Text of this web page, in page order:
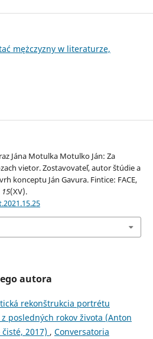
mężczyzny w literaturze,
Jána Motulka Motulko Ján: Za
vietor. Zostavovateľ, autor štúdie a
konceptu Ján Gavura. Fintice: FACE,
15(XV).
autora
rekonštrukcia portrétu
posledných rokov života (Anton
čisté, 2017) , Conversatoria